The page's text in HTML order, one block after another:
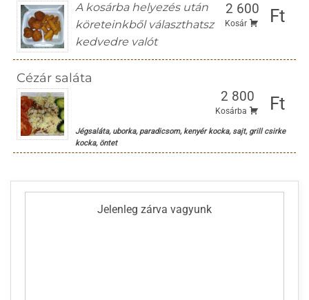
2 600
Kosár Ft
A kosárba helyezés után
köreteinkből választhatsz
kedvedre valót
Cézár saláta
2 800
Kosárba Ft
Jégsaláta, uborka, paradicsom, kenyér kocka, sajt, grill csirke
kocka, öntet
Jelenleg zárva vagyunk